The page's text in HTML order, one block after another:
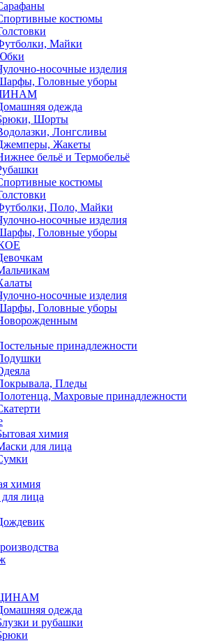
костюмы
Майки
носочные изделия
Головные уборы
одежда
Шорты
Лонгсливы
Жакеты
бельё и Термобельё
костюмы
Поло, Майки
носочные изделия
Головные уборы
носочные изделия
Головные уборы
принадлежности
Пледы
Махровые принадлежности
химия
для лица
химия
лица
одежда
и рубашки